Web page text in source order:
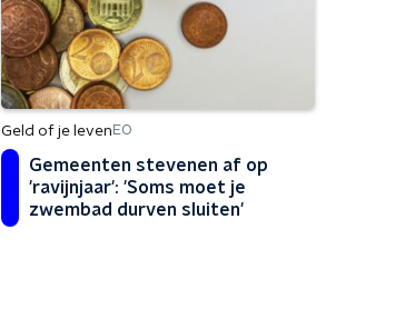
Geld of je leven EO
Gemeenten stevenen af op
'ravijnjaar': 'Soms moet je
zwembad durven sluiten'